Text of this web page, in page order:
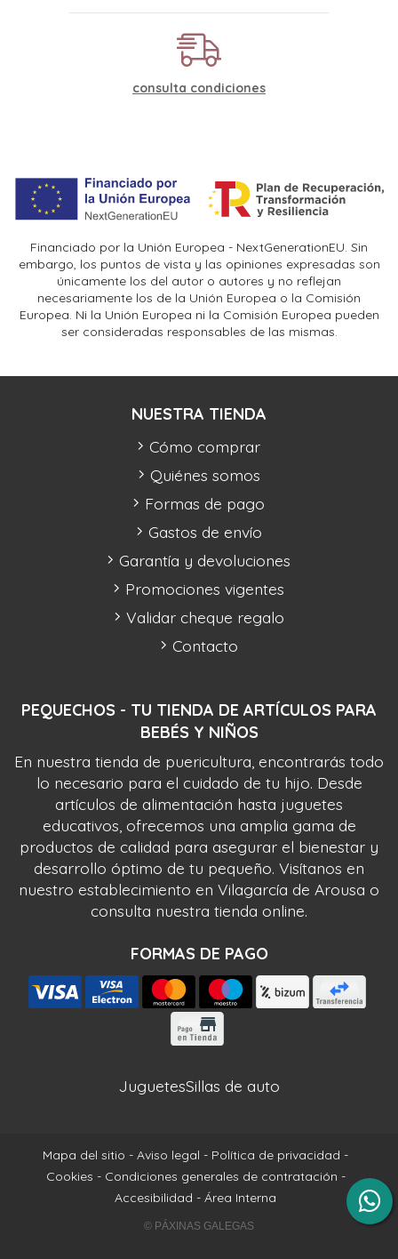
consulta condiciones
Financiado por la Unión Europea - NextGenerationEU. Sin
embargo, los puntos de vista y las opiniones expresadas son
únicamente los del autor o autores y no reflejan
necesariamente los de la Unión Europea o la Comisión
Europea. Ni la Unión Europea ni la Comisión Europea pueden
ser consideradas responsables de las mismas.
PEQUECHOS - TU TIENDA DE ARTÍCULOS PARA
BEBÉS Y NIÑOS
En nuestra tienda de puericultura, encontrarás todo
lo necesario para el cuidado de tu hijo. Desde
artículos de alimentación hasta juguetes
educativos, ofrecemos una amplia gama de
productos de calidad para asegurar el bienestar y
desarrollo óptimo de tu pequeño. Visítanos en
nuestro establecimiento en Vilagarcía de Arousa o
consulta nuestra tienda online.
FORMAS DE PAGO
NUESTRA TIENDA
Cómo comprar
Quiénes somos
Formas de pago
Gastos de envío
Garantía y devoluciones
Promociones vigentes
Validar cheque regalo
Contacto
JuguetesSillas de auto
Mapa del sitio - Aviso legal - Política de privacidad -
Cookies - Condiciones generales de contratación -
Accesibilidad - Área Interna
© PÁXINAS GALEGAS